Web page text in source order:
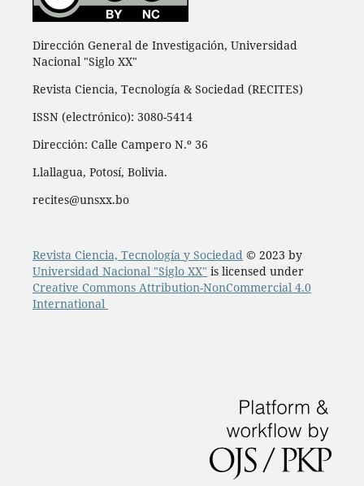
Dirección General de Investigación, Universidad
Nacional "Siglo XX"
Revista Ciencia, Tecnología & Sociedad (RECITES)
ISSN (electrónico): 3080-5414
Dirección: Calle Campero N.º 36
Llallagua, Potosí, Bolivia.
recites@unsxx.bo
Revista Ciencia, Tecnología y Sociedad© 2023 by
Universidad Nacional "Siglo XX" is licensed under
Creative Commons Attribution-NonCommercial 4.0
International